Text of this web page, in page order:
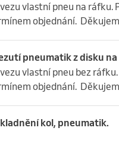
vlastní pneu na ráfku.
objednání.
pneumatik z disku
vlastní pneu bez
objednání.
kol, pneumatik.